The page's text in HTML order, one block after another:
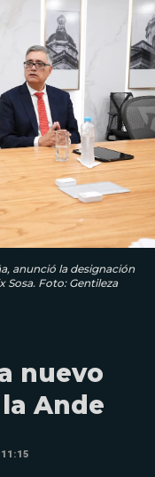
anunció la designación
Sosa. Foto: Gentileza
nuevo
Ande